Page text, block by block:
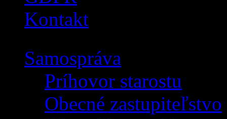
Kontakt
Samospráva
Príhovor starostu
Obecné zastupiteľstvo